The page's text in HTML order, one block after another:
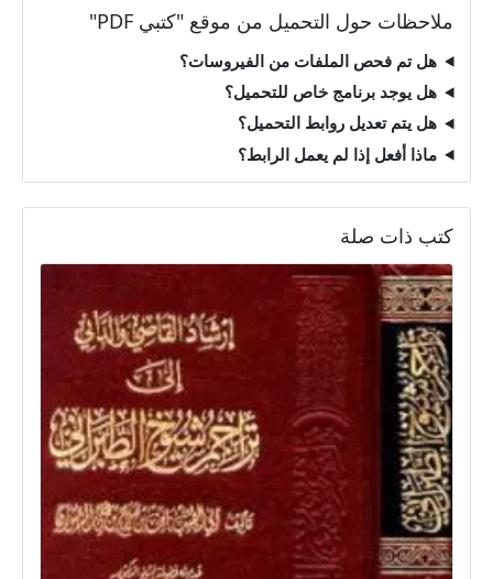
ملاحظات حول التحميل من موقع "كتبي PDF"
هل تم فحص الملفات من الفيروسات؟
هل يوجد برنامج خاص للتحميل؟
هل يتم تعديل روابط التحميل؟
ماذا أفعل إذا لم يعمل الرابط؟
كتب ذات صلة